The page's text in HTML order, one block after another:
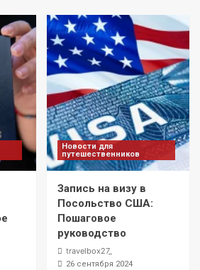
Новости для
путешественников
Запись на визу в
Посольство США:
Пошаговое
руководство
travelbox27_
26 сентября 2024